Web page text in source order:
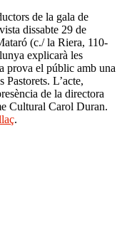
de la gala de
dissabte 29 de
(c./ la Riera, 110-
explicarà les
prova el públic amb una
L’acte,
de la directora
Cultural Carol Duran.
.